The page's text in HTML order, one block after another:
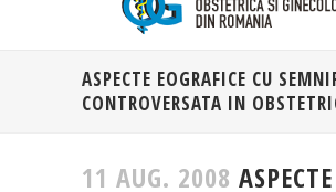
ASPECTE EOGRAFICE CU
CONTROVERSATA IN
11 AUG. 2008 ASPECTE